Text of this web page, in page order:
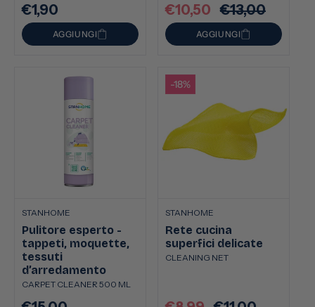
Prezzo
di
listino
€1,90
AGGIUNGI
Prezzo
scontato
€10,50
Prezzo
di
listino
€13,00
AGGIUNGI
STANHOME
Pulitore esperto -
tappeti, moquette,
tessuti
d’arredamento
CARPET CLEANER 500 ML
-18%
STANHOME
Rete cucina
superfici delicate
CLEANING NET